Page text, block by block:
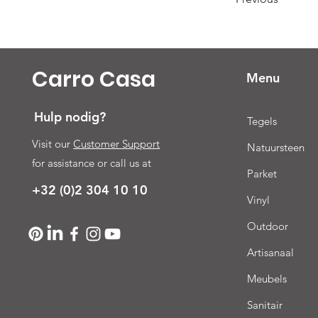
Carro Casa
Hulp nodig?
Visit ourCustomer Support
for assistance or call us at
+32 (0)2 304 10 10
Menu
Tegels
Natuursteen
Parket
Vinyl
Outdoor
Artisanaal
Meubels
Sanitair